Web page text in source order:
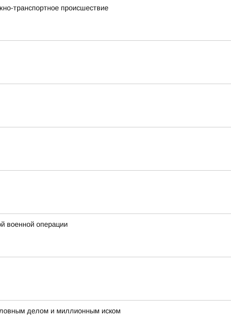
транспортное происшествие
военной операции
делом и миллионным иском